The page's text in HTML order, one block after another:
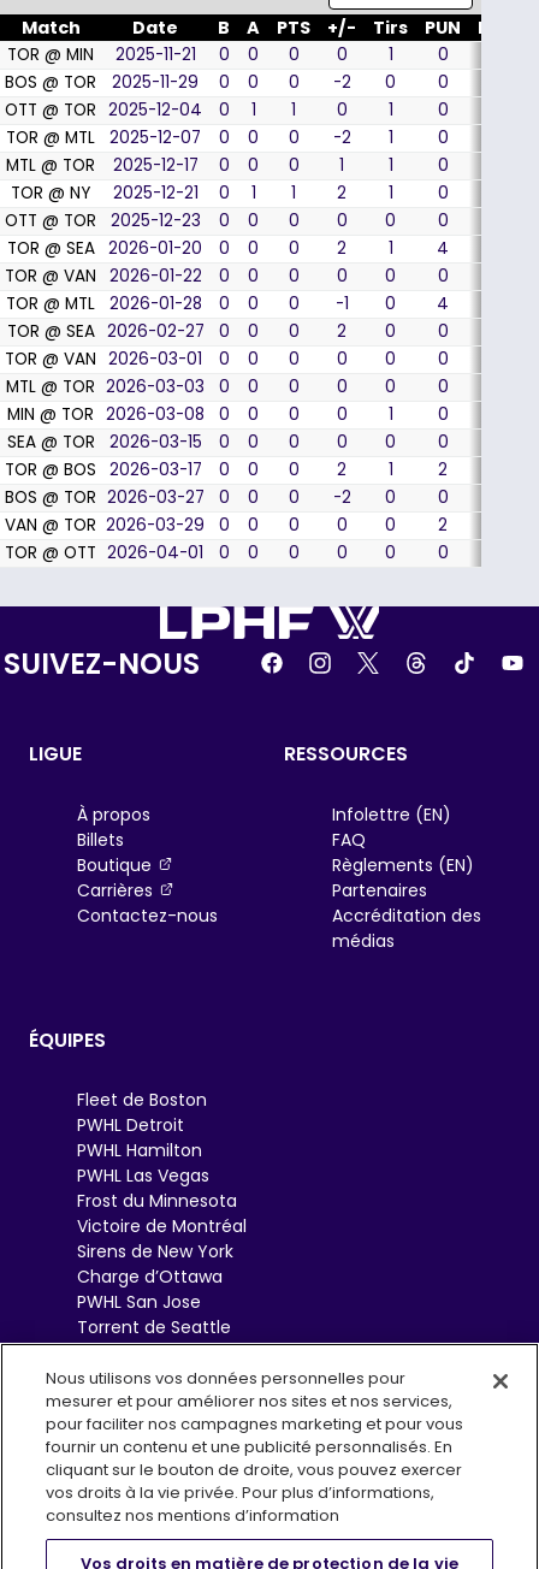
Match Date B A PTS +/- Tirs PUN MJ
TOR @ MIN 2025-11-21 0 0 0 0 1 0
BOS @ TOR
2025-11-29 0 0 0 -2 0 0
OTT @ TOR 2025-12-04 0 1 1 0 1 0
TOR @ MTL
2025-12-07 0 0 0 -2 1 0
MTL @ TOR
2025-12-17 0 0 0 1 1 0
TOR @ NY
2025-12-21 0 1 1 2 1 0
OTT @ TOR
2025-12-23 0 0 0 0 0 0
TOR @ SEA
2026-01-20 0 0 0 2 1 4
TOR @ VAN
2026-01-22 0 0 0 0 0 0
TOR @ MTL
2026-01-28 0 0 0 -1 0 4
TOR @ SEA 2026-02-27 0 0 0 2 0 0
TOR @ VAN 2026-03-01 0 0 0 0 0 0
MTL @ TOR 2026-03-03 0 0 0 0 0 0
MIN @ TOR 2026-03-08 0 0 0 0 1 0
SEA @ TOR
2026-03-15 0 0 0 0 0 0
TOR @ BOS
2026-03-17 0 0 0 2 1 2
BOS @ TOR 2026-03-27 0 0 0 -2 0 0
VAN @ TOR 2026-03-29 0 0 0 0 0 2
TOR @ OTT 2026-04-01 0 0 0 0 0 0
SUIVEZ-NOUS
LIGUE
À propos
Billets
Boutique
, opens in a new tab
Carrières
, opens in a new tab
Contactez-nous
RESSOURCES
Infolettre (EN)
FAQ
Règlements (EN)
Partenaires
Accréditation des
médias
ÉQUIPES
Fleet de Boston
PWHL Detroit
PWHL Hamilton
PWHL Las Vegas
Frost du Minnesota
Victoire de Montréal
Sirens de New York
Charge d’Ottawa
PWHL San Jose
Torrent de Seattle
Sceptres de Toronto
Goldeneyes de
Vancouver
Nous utilisons vos données personnelles pour
mesurer et pour améliorer nos sites et nos services,
pour faciliter nos campagnes marketing et pour vous
fournir un contenu et une publicité personnalisés. En
cliquant sur le bouton de droite, vous pouvez exercer
vos droits à la vie privée. Pour plus d’informations,
consultez nos mentions d’information
Vos droits en matière de protection de la vie